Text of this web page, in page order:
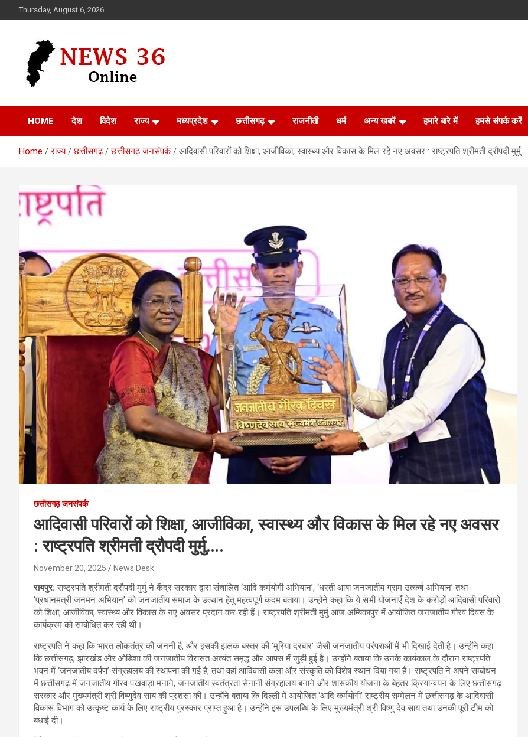
to
Thursday, August 6, 2026
News 36
HOME देश विदेश राज्य मध्यप्रदेश छत्तीसगढ़ राजनीती धर्म अन्य खबरें हमारे बारे में हमसे संपर्क करें
Home राज्य छत्तीसगढ़ छत्तीसगढ़ जनसंपर्क आदिवासी परिवारों को शिक्षा, आजीविका, स्वास्थ्य और विकास के मिल रहे नए अवसर : राष्ट्रपति श्रीमती द्रौपदी मुर्मु….
छत्तीसगढ़ जनसंपर्क
आदिवासी परिवारों को शिक्षा, आजीविका, स्वास्थ्य और विकास के मिल रहे नए अवसर
: राष्ट्रपति श्रीमती द्रौपदी मुर्मु….
November 20, 2025 News Desk
रायपुर: राष्ट्रपति श्रीमती द्रौपदी मुर्मु ने केंद्र सरकार द्वारा संचालित ‘आदि कर्मयोगी अभियान’, ‘धरती आबा जनजातीय ग्राम उत्कर्ष अभियान’ तथा
‘प्रधानमंत्री जनमन अभियान’ को जनजातीय समाज के उत्थान हेतु महत्वपूर्ण कदम बताया। उन्होंने कहा कि ये सभी योजनाएँ देश के करोड़ों आदिवासी परिवारों
को शिक्षा, आजीविका, स्वास्थ्य और विकास के नए अवसर प्रदान कर रही हैं। राष्ट्रपति श्रीमती मुर्मु आज अम्बिकापुर में आयोजित जनजातीय गौरव दिवस के
कार्यक्रम को सम्बोधित कर रही थी।
राष्ट्रपति ने कहा कि भारत लोकतंत्र की जननी है, और इसकी झलक बस्तर की ‘मुरिया दरबार’ जैसी जनजातीय परंपराओं में भी दिखाई देती है। उन्होंने कहा
कि छत्तीसगढ़, झारखंड और ओडिशा की जनजातीय विरासत अत्यंत समृद्ध और आपस में जुड़ी हुई है। उन्होंने बताया कि उनके कार्यकाल के दौरान राष्ट्रपति
भवन में ‘जनजातीय दर्पण’ संग्रहालय की स्थापना की गई है, तथा वहां आदिवासी कला और संस्कृति को विशेष स्थान दिया गया है। राष्ट्रपति ने अपने सम्बोधन
में छत्तीसगढ़ में जनजातीय गौरव पखवाड़ा मनाने, जनजातीय स्वतंत्रता सेनानी संग्रहालय बनाने और शासकीय योजना के बेहतर क्रियान्वयन के लिए छत्तीसगढ़
सरकार और मुख्यमंत्री श्री विष्णुदेव साय की प्रशंसा की। उन्होंने बताया कि दिल्ली में आयोजित ‘आदि कर्मयोगी’ राष्ट्रीय सम्मेलन में छत्तीसगढ़ के आदिवासी
विकास विभाग को उत्कृष्ट कार्य के लिए राष्ट्रीय पुरस्कार प्राप्त हुआ है। उन्होंने इस उपलब्धि के लिए मुख्यमंत्री श्री विष्णु देव साय तथा उनकी पूरी टीम को
बधाई दी।